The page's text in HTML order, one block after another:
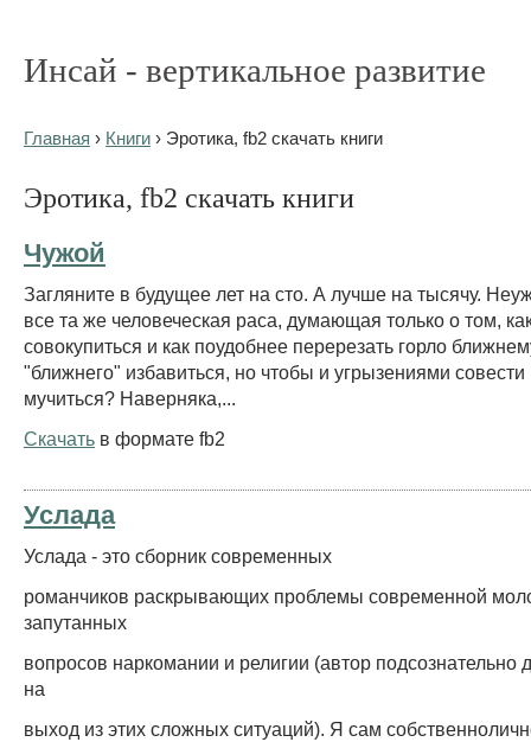
Инсай - вертикальное развитие
Главная › Книги › Эротика, fb2 скачать книги
Эротика, fb2 скачать книги
Чужой
Загляните в будущее лет на сто. А лучше на тысячу.
все та же человеческая раса, думающая только о том,
совокупиться и как поудобнее перерезать горло
"ближнего" избавиться, но чтобы и угрызениями совести
мучиться? Наверняка,...
Скачать в формате fb2
Услада
Услада - это сборник современных
романчиков раскрывающих проблемы современной
запутанных
вопросов наркомании и религии (автор подсознательно
на
выход из этих сложных ситуаций). Я сам